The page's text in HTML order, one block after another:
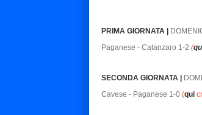
PRIMA GIORNATA |
Paganese - Catanzaro 1-2 (
SECONDA GIORNATA |
Cavese - Paganese 1-0 (qui